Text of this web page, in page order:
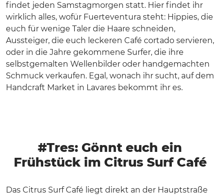
findet jeden Samstagmorgen statt. Hier findet ihr
wirklich alles, wofür Fuerteventura steht: Hippies, die
euch für wenige Taler die Haare schneiden,
Aussteiger, die euch leckeren Café cortado servieren,
oder in die Jahre gekommene Surfer, die ihre
selbstgemalten Wellenbilder oder handgemachten
Schmuck verkaufen. Egal, wonach ihr sucht, auf dem
Handcraft Market in Lavares bekommt ihr es.
#Tres: Gönnt euch ein
Frühstück im Citrus Surf Café
Das Citrus Surf Café liegt direkt an der Hauptstraße